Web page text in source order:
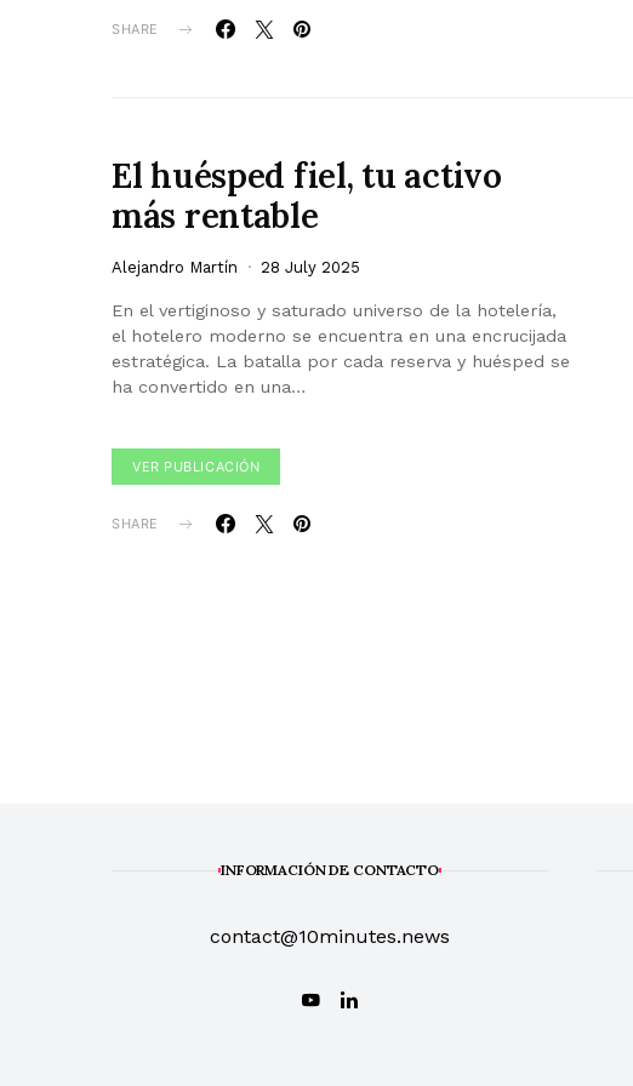
SHARE
El huésped fiel, tu activo
más rentable
Alejandro Martín 28 July 2025
En el vertiginoso y saturado universo de la hotelería,
el hotelero moderno se encuentra en una encrucijada
estratégica. La batalla por cada reserva y huésped se
ha convertido en una…
VER PUBLICACIÓN
SHARE
INFORMACIÓN DE CONTACTO
contact@10minutes.news